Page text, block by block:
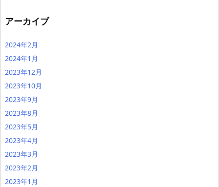
アーカイブ
2024年2月
2024年1月
2023年12月
2023年10月
2023年9月
2023年8月
2023年5月
2023年4月
2023年3月
2023年2月
2023年1月